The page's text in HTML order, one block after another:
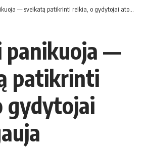
— svei­ka­tą pa­tik­ri­nti reikia, o gy­dy­to­jai ato­sto­gau­ja
pa­ni­kuo­ja —
pa­tik­ri­nti
gy­dy­to­jai